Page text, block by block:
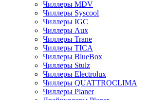
Чиллеры MDV
Чиллеры Syscool
Чиллеры IGC
Чиллеры Aux
Чиллеры Trane
Чиллеры TICA
Чиллеры BlueBox
Чиллеры Stulz
Чиллеры Electrolux
Чиллеры QUATTROCLIMA
Чиллеры Planer